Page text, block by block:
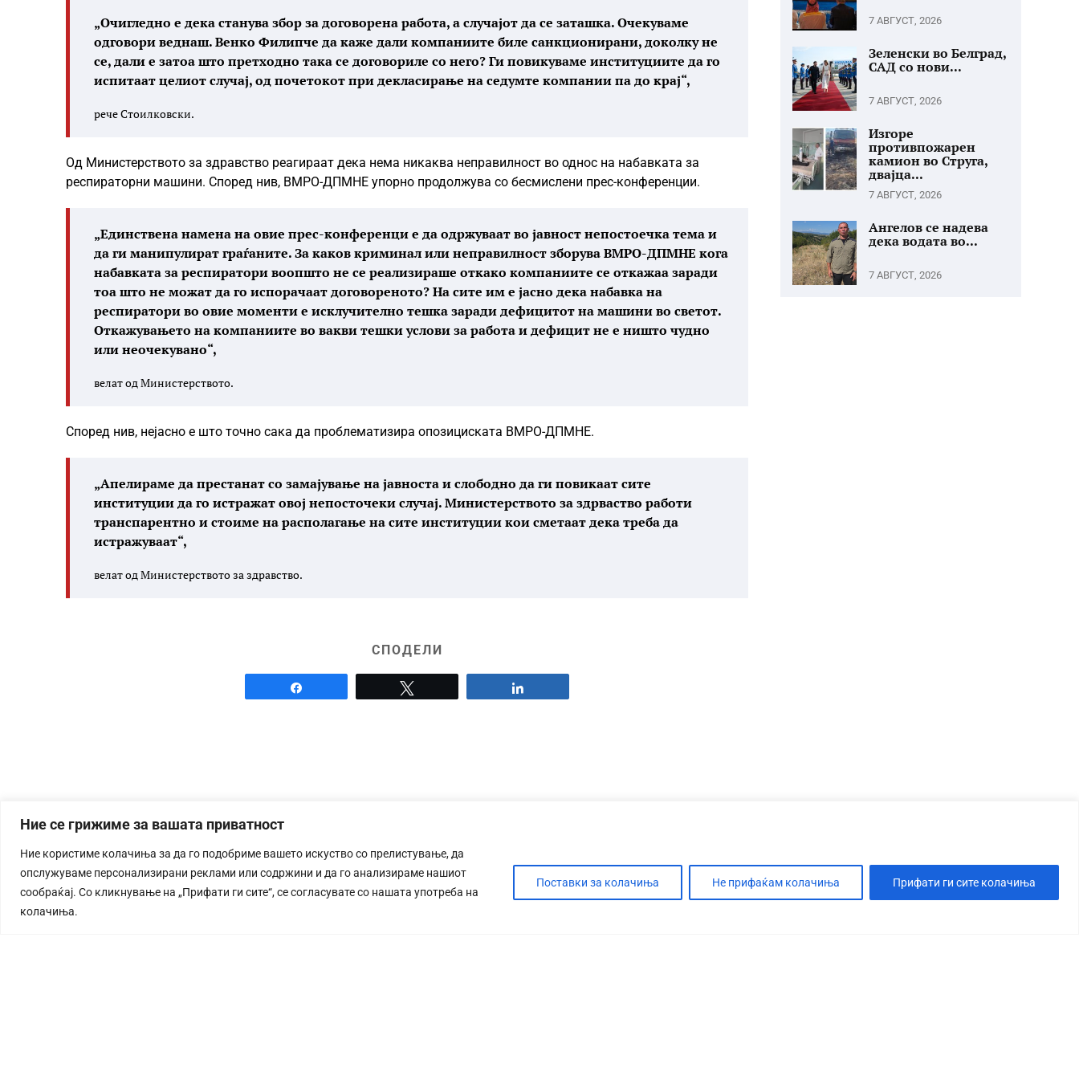
Ние се грижиме за вашата приватност
Ние користиме колачиња за да го подобриме вашето искуство со прелистување, да
опслужуваме персонализирани реклами или содржини и да го анализираме нашиот
сообраќај. Со кликнување на „Прифати ги сите“, се согласувате со нашата употреба на
колачиња.
Поставки за колачиња Не прифаќам колачиња Прифати ги сите колачиња
„Очигледно е дека станува збор за договорена работа, а случајот да се заташка. Очекуваме
одговори веднаш. Венко Филипче да каже дали компаниите биле санкционирани, доколку не
се, дали е затоа што претходно така се договориле со него? Ги повикуваме институциите да го
испитаат целиот случај, од почетокот при декласирање на седумте компании па до крај“,
рече Стоилковски.
Од Министерството за здравство реагираат дека нема никаква неправилност во однос на набавката за
респираторни машини. Според нив, ВМРО-ДПМНЕ упорно продолжува со бесмислени прес-конференции.
„Единствена намена на овие прес-конференци е да одржуваат во јавност непостоечка тема и
да ги манипулират граѓаните. За каков криминал или неправилност зборува ВМРО-ДПМНЕ кога
набавката за респиратори воопшто не се реализираше откако компаниите се откажаа заради
тоа што не можат да го испорачаат договореното? На сите им е јасно дека набавка на
респиратори во овие моменти е исклучително тешка заради дефицитот на машини во светот.
Откажувањето на компаниите во вакви тешки услови за работа и дефицит не е ништо чудно
или неочекувано“,
велат од Министерството.
Според нив, нејасно е што точно сака да проблематизира опозициската ВМРО-ДПМНЕ.
„Апелираме да престанат со замајување на јавноста и слободно да ги повикаат сите
институции да го истражат овој непосточеки случај. Министерството за здрваство работи
транспарентно и стоиме на располагање на сите институции кои сметаат дека треба да
истражуваат“,
велат од Министерството за здравство.
СПОДЕЛИ
7 АВГУСТ, 2026
Зеленски во Белград,
САД со нови...
7 АВГУСТ, 2026
Изгоре
противпожарен
камион во Струга,
двајца...
7 АВГУСТ, 2026
Ангелов се надева
дека водата во...
7 АВГУСТ, 2026